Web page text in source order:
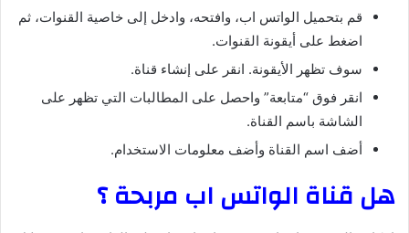
قم بتحميل الواتس اب، وافتحه، وادخل إلى خاصية القنوات، ثم
اضغط على أيقونة القنوات.
سوف تظهر الأيقونة. انقر على إنشاء قناة.
انقر فوق “متابعة” واحصل على المطالبات التي تظهر على
الشاشة باسم القناة.
أضف اسم القناة وأضف معلومات الاستخدام.
هل قناة الواتس اب مربحة ؟